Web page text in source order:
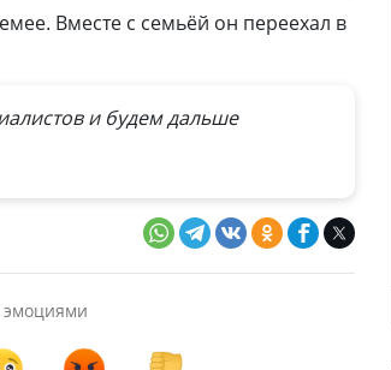
Вместе с семьёй он переехал в
и будем дальше
эмоциями